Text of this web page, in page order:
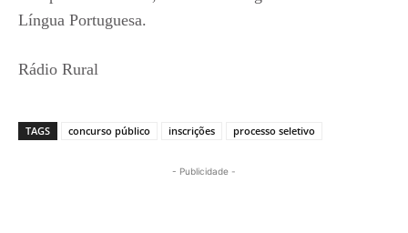
Língua Portuguesa.
Rádio Rural
TAGS concurso público inscrições processo seletivo
- Publicidade -